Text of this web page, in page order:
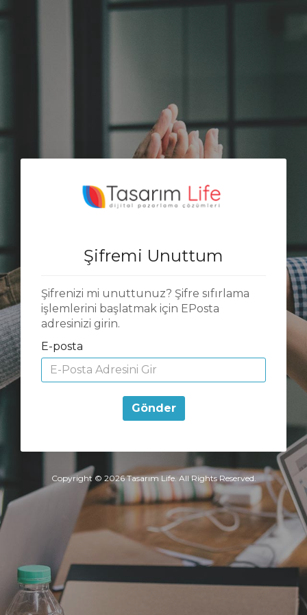
Şifremi Unuttum
Şifrenizi mi unuttunuz? Şifre sıfırlama
işlemlerini başlatmak için EPosta
adresinizi girin.
E-posta
Gönder
Copyright © 2026 Tasarım Life. All Rights Reserved.